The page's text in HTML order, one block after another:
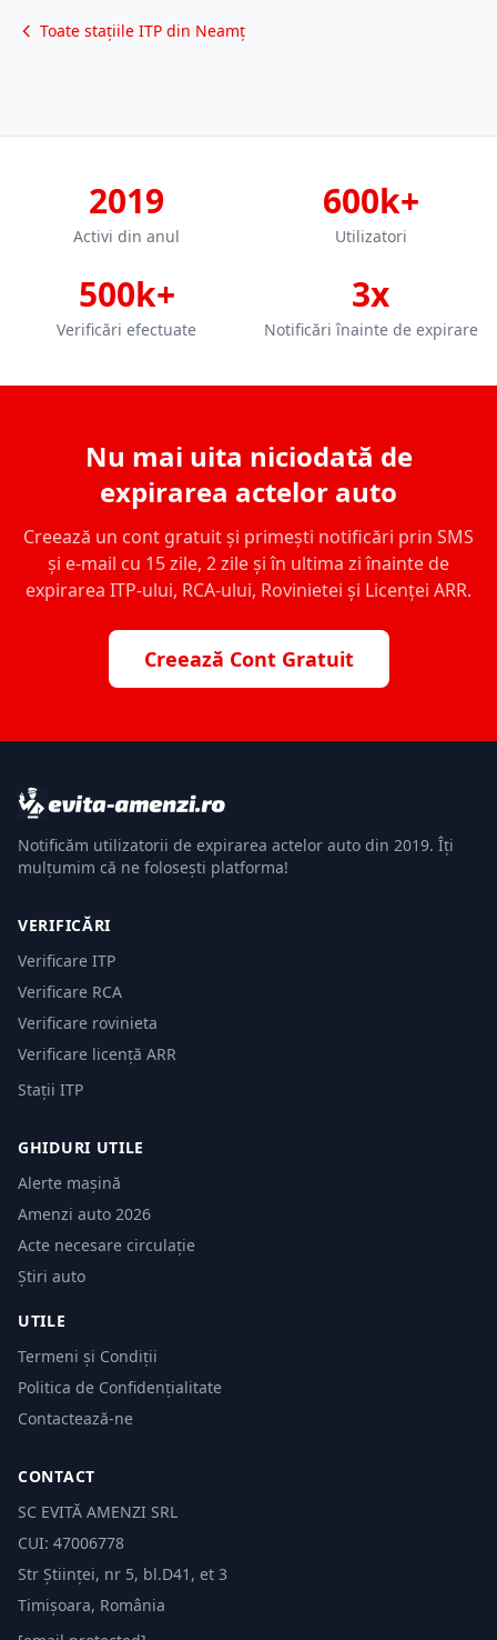
Toate stațiile ITP din Neamț
2019
Activi din anul
600k+
Utilizatori
500k+
Verificări efectuate
3x
Notificări înainte de expirare
Nu mai uita niciodată de
expirarea actelor auto
Creează un cont gratuit și primești notificări prin SMS
și e-mail cu 15 zile, 2 zile și în ultima zi înainte de
expirarea ITP-ului, RCA-ului, Rovinietei și Licenței ARR.
Creează Cont Gratuit
Notificăm utilizatorii de expirarea actelor auto din 2019. Îți
mulțumim că ne folosești platforma!
VERIFICĂRI
Verificare ITP
Verificare RCA
Verificare rovinieta
Verificare licență ARR
Stații ITP
GHIDURI UTILE
Alerte mașină
Amenzi auto 2026
Acte necesare circulație
Știri auto
UTILE
Termeni și Condiții
Politica de Confidențialitate
Contactează-ne
CONTACT
SC EVITĂ AMENZI SRL
CUI: 47006778
Str Științei, nr 5, bl.D41, et 3
Timișoara, România